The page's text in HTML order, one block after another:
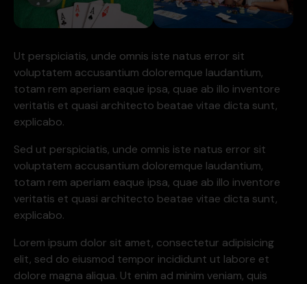
Ut perspiciatis, unde omnis iste natus error sit
voluptatem accusantium doloremque laudantium,
totam rem aperiam eaque ipsa, quae ab illo inventore
veritatis et quasi architecto beatae vitae dicta sunt,
explicabo.
Sed ut perspiciatis, unde omnis iste natus error sit
voluptatem accusantium doloremque laudantium,
totam rem aperiam eaque ipsa, quae ab illo inventore
veritatis et quasi architecto beatae vitae dicta sunt,
explicabo.
Lorem ipsum dolor sit amet, consectetur adipisicing
elit, sed do eiusmod tempor incididunt ut labore et
dolore magna aliqua. Ut enim ad minim veniam, quis